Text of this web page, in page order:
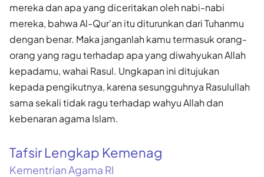
mereka dan apa yang diceritakan oleh nabi-nabi
mereka, bahwa Al-Qur'an itu diturunkan dari Tuhanmu
dengan benar. Maka janganlah kamu termasuk orang-
orang yang ragu terhadap apa yang diwahyukan Allah
kepadamu, wahai Rasul. Ungkapan ini ditujukan
kepada pengikutnya, karena sesungguhnya Rasulullah
sama sekali tidak ragu terhadap wahyu Allah dan
kebenaran agama Islam.
Tafsir Lengkap Kemenag
Kementrian Agama RI